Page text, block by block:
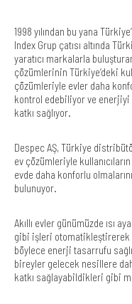
1998 yılından bu yana
Index Grup çatısı altında
yaratıcı markalarla
çözümlerinin Türkiye’deki
çözümleriyle evler daha
kontrol edebiliyor ve
katkı sağlıyor.
Despec AŞ, Türkiye
ev çözümleriyle
evde daha konforlu
bulunuyor.
Akıllı evler günümüzde ısı
gibi işleri otomatikleştirerek
böylece enerji tasarrufu
bireyler gelecek nesillere
katkı sağlayabildikleri gibi